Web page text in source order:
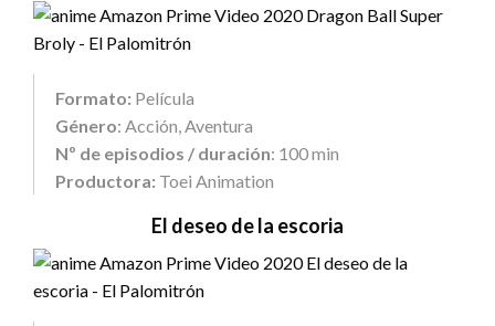
Formato: Película
Género: Acción, Aventura
Nº de episodios / duración: 100 min
Productora: Toei Animation
El deseo de la escoria